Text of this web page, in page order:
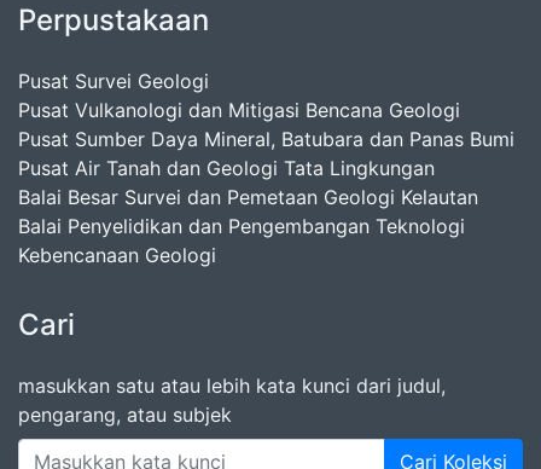
Perpustakaan
Pusat Survei Geologi
Pusat Vulkanologi dan Mitigasi Bencana Geologi
Pusat Sumber Daya Mineral, Batubara dan Panas Bumi
Pusat Air Tanah dan Geologi Tata Lingkungan
Balai Besar Survei dan Pemetaan Geologi Kelautan
Balai Penyelidikan dan Pengembangan Teknologi
Kebencanaan Geologi
Cari
masukkan satu atau lebih kata kunci dari judul,
pengarang, atau subjek
Cari Koleksi